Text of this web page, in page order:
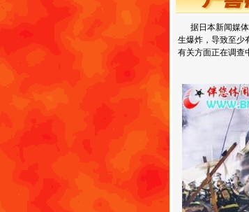
据日本新闻媒
生爆炸，导致至少
有关方面正在调查